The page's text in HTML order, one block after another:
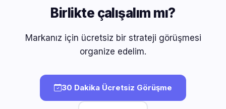
Birlikte çalışalım mı?
Markanız için ücretsiz bir strateji görüşmesi
organize edelim.
30 Dakika Ücretsiz Görüşme